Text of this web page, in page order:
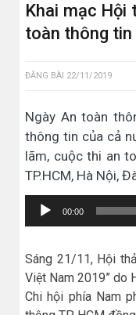
Khai mạc Hội
toàn thông tin
ĐĂNG BÀI 22/11/2019
Ngày An toàn
thông tin của cả
lãm, cuộc thi an
TP.HCM, Hà Nội,
Trình
chơi
00:00
Sáng 21/11, Hội
Việt Nam 2019” do
Chi hội phía Nam